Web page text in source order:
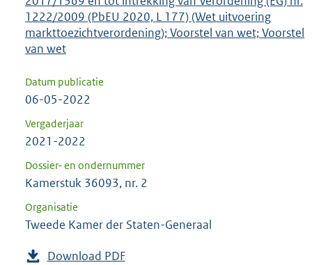
1222/2009 (PbEU 2020, L 177) (Wet uitvoering
markttoezichtverordening); Voorstel van wet; Voorstel
van wet
Datum publicatie
06-05-2022
Vergaderjaar
2021-2022
Dossier- en ondernummer
Kamerstuk 36093, nr. 2
Organisatie
Tweede Kamer der Staten-Generaal
Download PDF